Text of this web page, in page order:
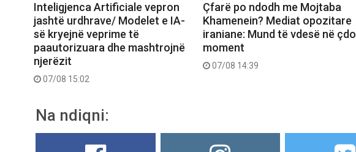
Inteligjenca Artificiale vepron
jashtë urdhrave/ Modelet e IA-
së kryejnë veprime të
paautorizuara dhe mashtrojnë
njerëzit
07/08 15:02
Çfarë po ndodh me Mojtaba
Khamenein? Mediat opozitare
iraniane: Mund të vdesë në çdo
moment
07/08 14:39
Na ndiqni: